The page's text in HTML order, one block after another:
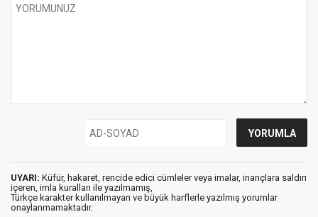
UYARI: Küfür, hakaret, rencide edici cümleler veya imalar, inançlara saldırı
içeren, imla kuralları ile yazılmamış,
Türkçe karakter kullanılmayan ve büyük harflerle yazılmış yorumlar
onaylanmamaktadır.